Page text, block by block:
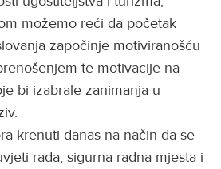
možemo reći da početak
započinje motiviranošću
te motivacije na
bi izabrale zanimanja u
krenuti danas na način da se
rada, sigurna radna mjesta i